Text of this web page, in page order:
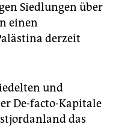
Siedlungen über
einen
derzeit
und
De-facto-Kapitale
das